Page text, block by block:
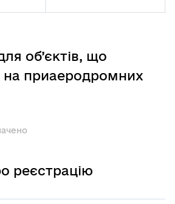
об’єктів, що
на приаеродромних
реєстрацію